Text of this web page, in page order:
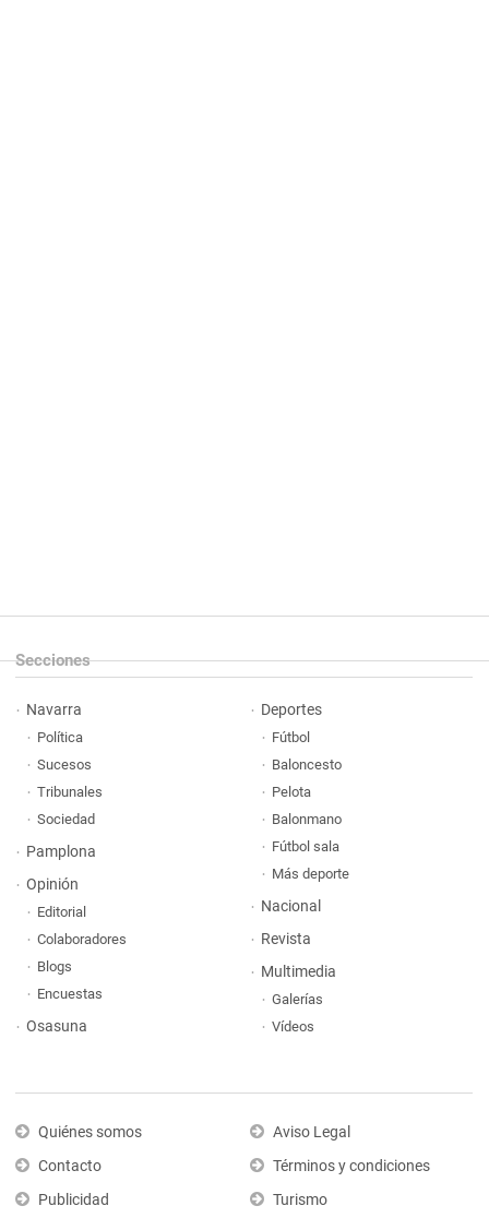
Secciones
Navarra
Política
Sucesos
Tribunales
Sociedad
Pamplona
Opinión
Editorial
Colaboradores
Blogs
Encuestas
Osasuna
Deportes
Fútbol
Baloncesto
Pelota
Balonmano
Fútbol sala
Más deporte
Nacional
Revista
Multimedia
Galerías
Vídeos
Quiénes somos
Contacto
Publicidad
Aviso Legal
Términos y condiciones
Turismo